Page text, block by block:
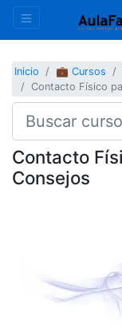
Inicio 💼 Cursos
Contacto Físico
Contacto
Consejos